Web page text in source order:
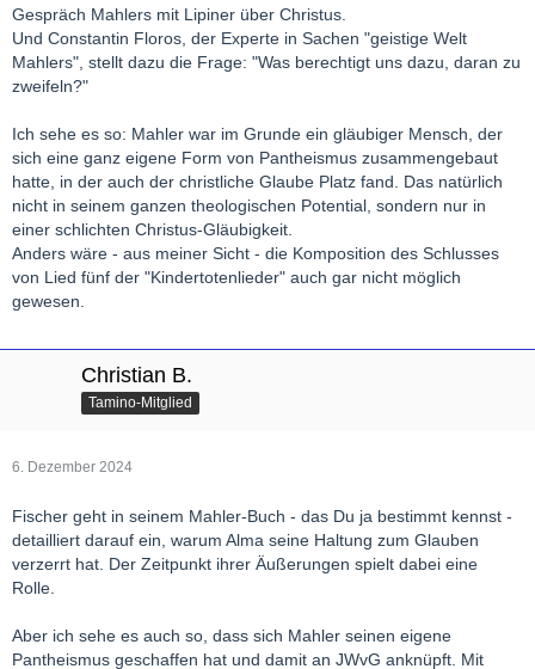
Gespräch Mahlers mit Lipiner über Christus.
Und Constantin Floros, der Experte in Sachen "geistige Welt
Mahlers", stellt dazu die Frage: "Was berechtigt uns dazu, daran zu
zweifeln?"
Ich sehe es so: Mahler war im Grunde ein gläubiger Mensch, der
sich eine ganz eigene Form von Pantheismus zusammengebaut
hatte, in der auch der christliche Glaube Platz fand. Das natürlich
nicht in seinem ganzen theologischen Potential, sondern nur in
einer schlichten Christus-Gläubigkeit.
Anders wäre - aus meiner Sicht - die Komposition des Schlusses
von Lied fünf der "Kindertotenlieder" auch gar nicht möglich
gewesen.
Christian B.
Tamino-Mitglied
6. Dezember 2024
Fischer geht in seinem Mahler-Buch - das Du ja bestimmt kennst -
detailliert darauf ein, warum Alma seine Haltung zum Glauben
verzerrt hat. Der Zeitpunkt ihrer Äußerungen spielt dabei eine
Rolle.
Aber ich sehe es auch so, dass sich Mahler seinen eigene
Pantheismus geschaffen hat und damit an JWvG anknüpft. Mit